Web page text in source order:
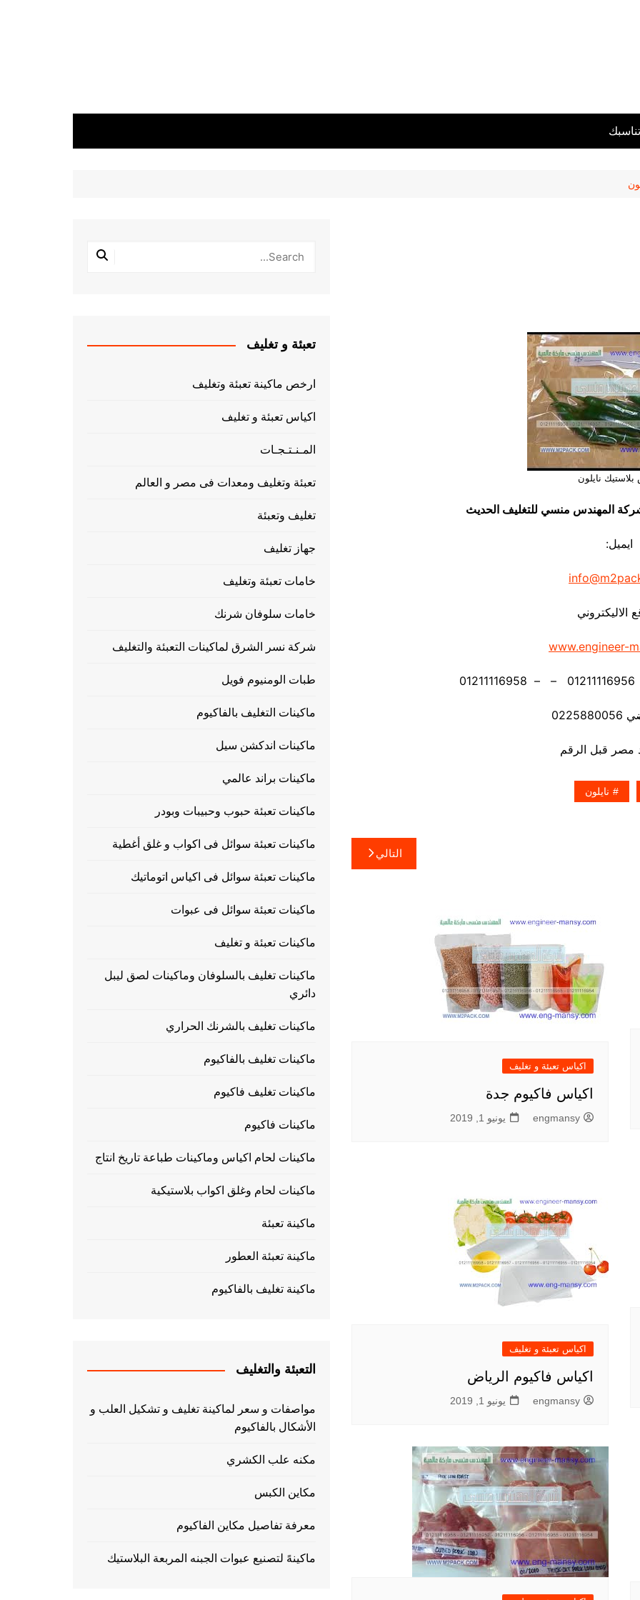
بلاستيك نايلون
شركة المهندس منسي للتغليف الحديث
ايميل:
الاليكتروني
www.engineer-
نايلون
التالي
اكياس تعبئة و تغليف
اكياس فاكيوم جدة
engmansy يونيو 1, 2019
اكياس تعبئة و تغليف
اكياس فاكيوم الرياض
engmansy يونيو 1, 2019
تعبئة و تغليف
ارخص ماكينة تعبئة وتغليف
اكياس تعبئة و تغليف
المـنـتـجـات
تعبئة وتغليف ومعدات فى مصر و العالم
تغليف وتعبئة
جهاز تغليف
خامات تعبئة وتغليف
خامات سلوفان شرنك
شركة نسر الشرق لماكينات التعبئة والتغليف
طبات الومنيوم فويل
ماكينات التغليف بالفاكيوم
ماكينات اندكشن سيل
ماكينات براند عالمي
ماكينات تعبئة حبوب وحبيبات وبودر
ماكينات تعبئة سوائل فى اكواب و غلق أغطية
ماكينات تعبئة سوائل فى اكياس اتوماتيك
ماكينات تعبئة سوائل فى عبوات
ماكينات تعبئة و تغليف
ماكينات تغليف بالسلوفان وماكينات لصق ليبل
دائري
ماكينات تغليف بالشرنك الحراري
ماكينات تغليف بالفاكيوم
ماكينات تغليف فاكيوم
ماكينات فاكيوم
ماكينات لحام اكياس وماكينات طباعة تاريخ انتاج
ماكينات لحام وغلق اكواب بلاستيكية
ماكينة تعبئة
ماكينة تعبئة العطور
ماكينة تغليف بالفاكيوم
التعبئة والتغليف
مواصفات و سعر لماكينة تغليف و تشكيل العلب و
الأشكال بالفاكيوم
مكنه علب الكشري
مكاين الكبس
معرفة تفاصيل مكاين الفاكيوم
ماكينهً لتصنيع عبوات الجبنه المربعة البلاستيك